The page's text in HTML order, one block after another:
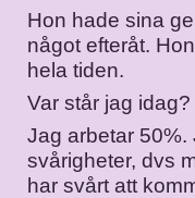
Hon hade sina
något efteråt.
hela tiden.
Var står jag idag?
Jag arbetar 50%.
svårigheter, dvs
har svårt att